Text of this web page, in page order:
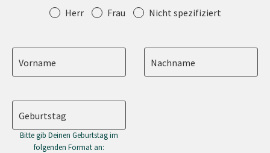
Anrede Herr Frau Nicht spezifiziert
Vorname Nachname
Geburtstag
Bitte gib Deinen Geburtstag im
folgenden Format an: